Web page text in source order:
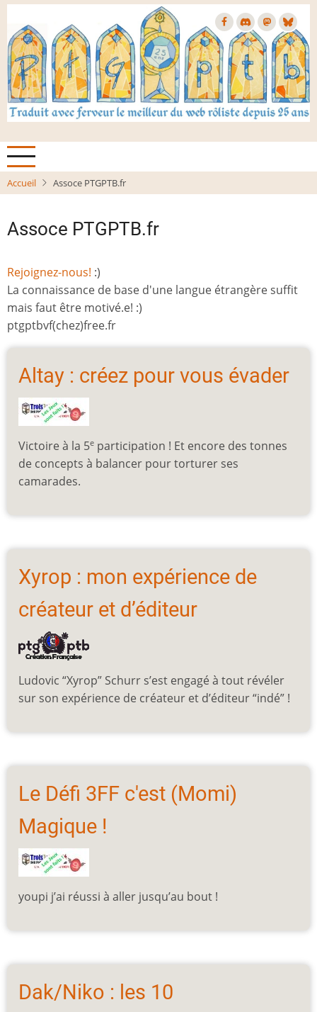
Aller
contenu
principal
Accueil Assoce PTGPTB.fr
Assoce PTGPTB.fr
Rejoignez-nous! :)
La connaissance de base d'une langue étrangère suffit
mais faut être motivé.e! :)
ptgptbvf(chez)free.fr
Altay : créez pour vous évader
Victoire à la 5e participation ! Et encore des tonnes
de concepts à balancer pour torturer ses
camarades.
Xyrop : mon expérience de
créateur et d’éditeur
Ludovic “Xyrop” Schurr s’est engagé à tout révéler
sur son expérience de créateur et d’éditeur “indé” !
Le Défi 3FF c'est (Momi)
Magique !
youpi j’ai réussi à aller jusqu’au bout !
Dak/Niko : les 10